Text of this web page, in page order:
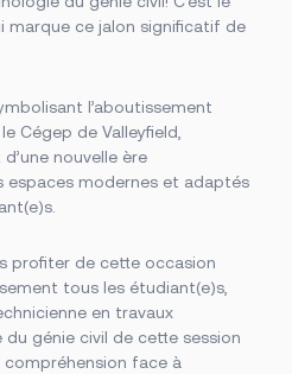
protocoles
et Or
grand territoire
de-Valleyfield
de Saint-Constant
la Fondation
étudiant
marque ce jalon significatif de
l’aboutissement
Cégep de Valleyfield,
nouvelle ère
espaces modernes et adaptés
profiter de cette occasion
tous les étudiant(e)s,
en travaux
génie civil de cette session
face à